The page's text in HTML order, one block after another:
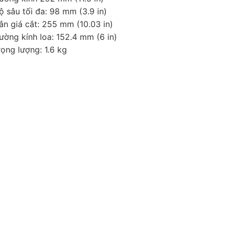
sâu tối đa: 98 mm (3.9 in)
giá cắt: 255 mm (10.03 in)
kính loa: 152.4 mm (6 in)
lượng: 1.6 kg